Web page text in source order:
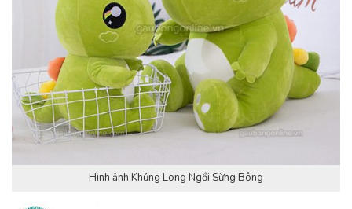
Hình ảnh Khủng Long Ngồi Sừng Bông